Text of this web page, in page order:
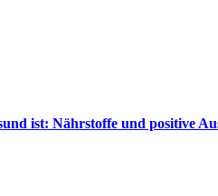
ist: Nährstoffe und positive